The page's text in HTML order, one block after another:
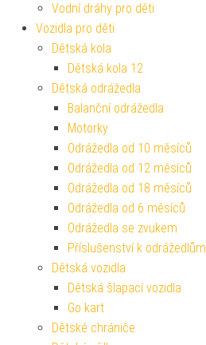
Vodní dráhy pro děti
Vozidla pro děti
Dětská kola
Dětská kola 12
Dětská odrážedla
Balanční odrážedla
Motorky
Odrážedla od 10 měsíců
Odrážedla od 12 měsíců
Odrážedla od 18 měsíců
Odrážedla od 6 měsíců
Odrážedla se zvukem
Příslušenství k odrážedlům
Dětská vozidla
Dětská šlapací vozidla
Go kart
Dětské chrániče